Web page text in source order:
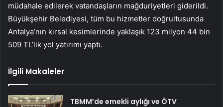
müdahale edilerek vatandaşların mağduriyetleri giderildi.
Büyükşehir Belediyesi, tüm bu hizmetler doğrultusunda
Antalya’nın kırsal kesimlerinde yaklaşık 123 milyon 44 bin
509 TL’lik yol yatırımı yaptı.
İlgili Makaleler
TBMM’de emekli aylığı ve ÖTV